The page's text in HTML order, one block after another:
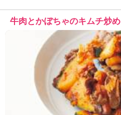
牛肉とかぼちゃのキムチ炒め